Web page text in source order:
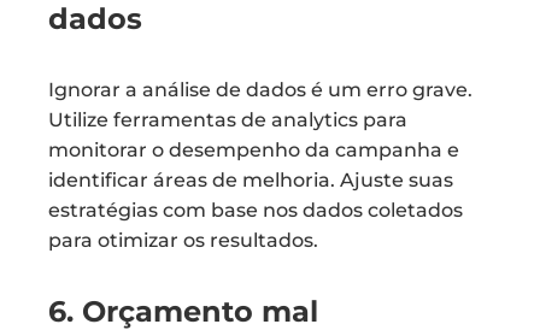
dados
Ignorar a análise de dados é um erro grave.
Utilize ferramentas de analytics para
monitorar o desempenho da campanha e
identificar áreas de melhoria. Ajuste suas
estratégias com base nos dados coletados
para otimizar os resultados.
6. Orçamento mal